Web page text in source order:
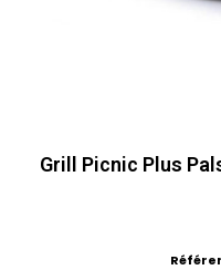
Grill Picnic Plus